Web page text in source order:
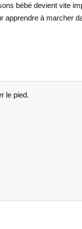
bébé devient vite
apprendre à marcher
le pied.